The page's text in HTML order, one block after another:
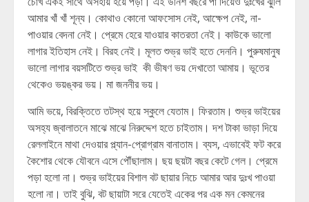
আমার খাঁ খাঁ শূন্য। কোথাও কোনো আফসোস নেই, আক্ষেপ নেই, না-
পাওয়ার বেদনা নেই। প্রেমে হেরে যাওয়ার কাতরতা নেই। কাউকে ভালো
লাগার ইতিহাস নেই। বিরহ নেই। মূলত শুভ্র ভাই হতে দেননি। পুরুষমানুষ
ভালো লাগার বয়সটিতে শুভ্র ভাই কী ভীষণ ভয় দেখাতো আমায়। ভূতের
থেকেও ভয়ঙ্কর ভয়। মা জননীর ভয়।
আমি ভয়ে, বিরক্তিতে তটস্থ হয়ে স্কুলে যেতাম। ফিরতাম। শুভ্র ভাইয়ের
অসহ্য জ্বালাতনে মাঝে মাঝে নিরুদ্দেশ হতে চাইতাম। দশ টাকা ভাড়া দিয়ে
রেললাইনে মাথা দেওয়ার প্ল্যান-প্রোগ্রাম বানাতাম। ব্যস, এভাবেই ফট করে
কৈশোর থেকে যৌবনে এসে পৌঁছালাম। ছয় ছয়টা বছর কেটে গেল। প্রেমে
পড়া হলো না। শুভ্র ভাইয়ের বিশাল বট ছায়ার নিচে আমার আর দুঃখ পাওয়া
হলো না। তাই বুঝি, বট ছায়াটা সরে যেতেই একের পর এক মন কেমনের